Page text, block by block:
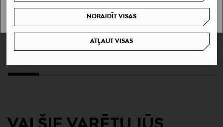
NORAIDĪT VISAS
ATĻAUT VISAS
Oy Martinex Ab
Ražotāja adrese
EWERS
LINDEX
Zeķes 3 pāru komplekts